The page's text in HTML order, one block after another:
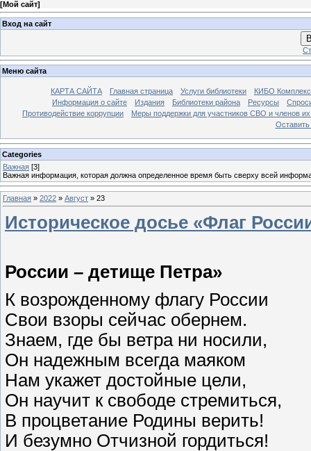
[Мой сайт]
Вход на сайт
Меню сайта
КАРТА САЙТА Главная страница Услуги библиотеки
КИБО
Информация о сайте
Издания Библиотеки района Ресурсы
Противодействие коррупции
Меры поддержки для участников СВО и членов
Оставить
Categories
Важная [3]
Важная информация, которая должна определенное время быть сверху всей
Главная » 2022 » Август » 23
Историческое досье «Флаг
России – детище Петра»
К возрожденному флагу России
Свои взоры сейчас обернем.
Знаем, где бы ветра ни носили,
Он надежным всегда маяком
Нам укажет достойные цели,
Он научит к свободе стремиться,
В процветание Родины верить!
И безумно Отчизной гордиться!